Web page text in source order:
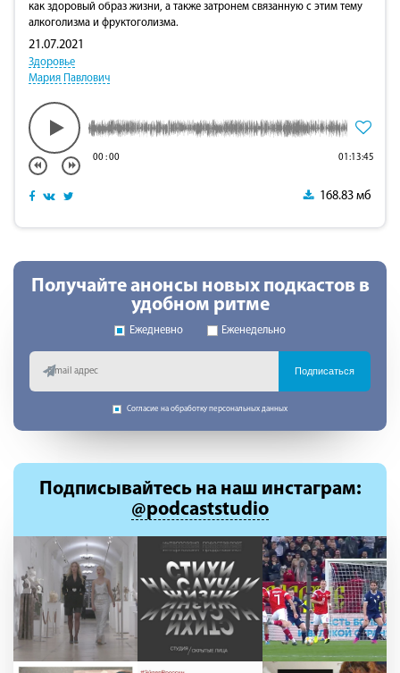
как здоровый образ жизни, а также затронем связанную с этим тему
алкоголизма и фруктоголизма.
21.07.2021
Здоровье
Мария Павлович
00:00 01:13:45
168.83 мб
Получайте анонсы новых подкастов в
удобном ритме
Ежедневно Еженедельно
Подписаться
Согласие на обработку персональных данных
Подписывайтесь на наш инстаграм:
@podcaststudio